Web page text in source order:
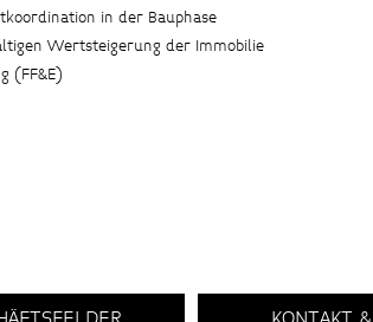
in der Bauphase
Wertsteigerung der Immobilie
(FF&E)